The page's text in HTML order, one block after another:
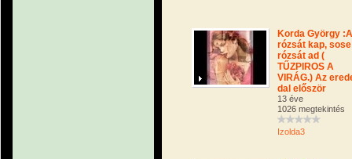
Korda György
rózsát kap, sose
rózsát ad (
TŰZPIROS A
VIRÁG.) Az
dal először
13 éve
1026 megtekintés
Izolda3